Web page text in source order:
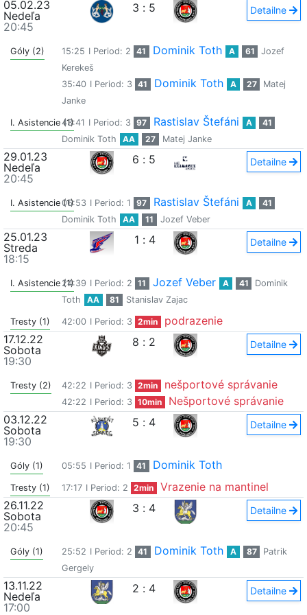
05.02.23
Nedeľa
20:45
3 : 5 Detailne
Góly (2) 15:25 I Period: 2 41 Dominik Toth A 61
Jozef
Kerekeš
35:40 I Period: 3 41 Dominik Toth A 27
Matej
Janke
I. Asistencie (1)43:41 I Period: 3 97 Rastislav Štefáni A
41
Dominik Toth
AA 27 Matej Janke
29.01.23
Nedeľa
20:45
6 : 5 Detailne
I. Asistencie (1)06:53 I Period: 1 97 Rastislav Štefáni A
41
Dominik Toth
AA 11 Jozef Veber
25.01.23
Streda
18:15
1 : 4 Detailne
I. Asistencie (1)24:39 I Period: 2 11 Jozef Veber A 41
Dominik
Toth
AA 81 Stanislav Zajac
Tresty (1) 42:00 I Period: 3 2min
podrazenie
17.12.22
Sobota
19:30
8 : 2 Detailne
Tresty (2) 42:22 I Period: 3 2min nešportové správanie
42:22 I Period: 3 10min
Nešportové správanie
03.12.22
Sobota
19:30
5 : 4 Detailne
Góly (1) 05:55 I Period: 1 41 Dominik Toth
Tresty (1) 17:17 I Period: 2 2min
Vrazenie na mantinel
26.11.22
Sobota
20:45
3 : 4 Detailne
Góly (1) 25:52 I Period: 2 41 Dominik Toth A 87
Patrik
Gergely
13.11.22
Nedeľa
17:00
2 : 4 Detailne